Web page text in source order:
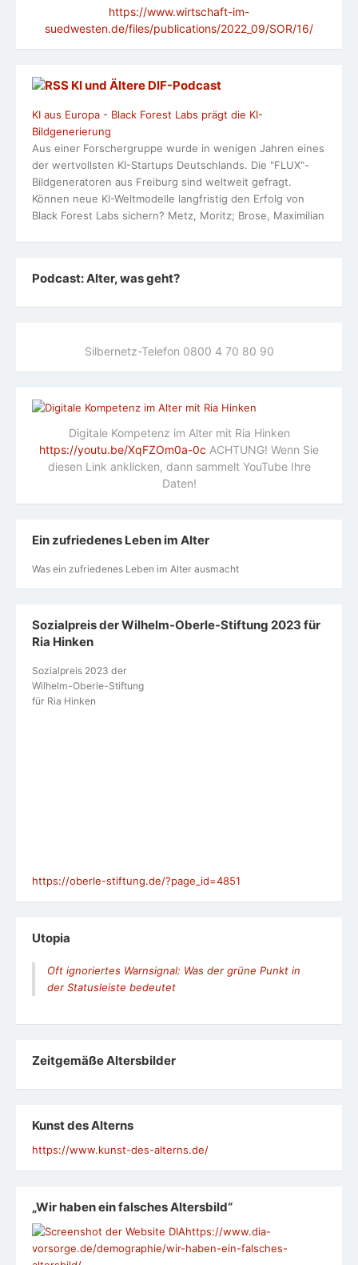
https://www.wirtschaft-im-
suedwesten.de/files/publications/2022_09/SOR/16/
KI und Ältere DlF-Podcast
KI aus Europa - Black Forest Labs prägt die KI-
Bildgenerierung
Aus einer Forschergruppe wurde in wenigen Jahren eines
der wertvollsten KI-Startups Deutschlands. Die "FLUX"-
Bildgeneratoren aus Freiburg sind weltweit gefragt.
Können neue KI-Weltmodelle langfristig den Erfolg von
Black Forest Labs sichern? Metz, Moritz; Brose, Maximilian
Podcast: Alter, was geht?
Silbernetz-Telefon 0800 4 70 80 90
Digitale Kompetenz im Alter mit Ria Hinken
https://youtu.be/XqFZOm0a-0c ACHTUNG! Wenn Sie
diesen Link anklicken, dann sammelt YouTube Ihre
Daten!
Ein zufriedenes Leben im Alter
Was ein zufriedenes Leben im Alter ausmacht
Sozialpreis der Wilhelm-Oberle-Stiftung 2023 für
Ria Hinken
Sozialpreis 2023 der
Wilhelm-Oberle-Stiftung
für Ria Hinken
https://oberle-stiftung.de/?page_id=4851
Utopia
Oft ignoriertes Warnsignal: Was der grüne Punkt in
der Statusleiste bedeutet
Zeit­ge­mäße Alters­bil­der
Kunst des Alterns
https://www.kunst-des-alterns.de/
„Wir haben ein falsches Altersbild“
https://www.dia-
vorsorge.de/demographie/wir-haben-ein-falsches-